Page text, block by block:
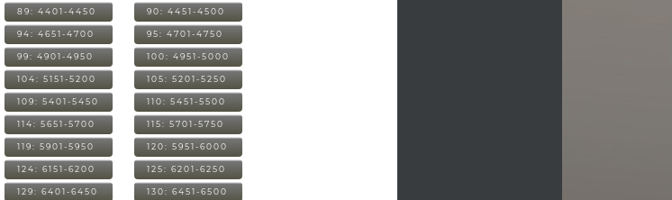
89: 4401-4450 90: 4451-4500
94: 4651-4700 95: 4701-4750
99: 4901-4950 100: 4951-5000
104: 5151-5200 105: 5201-5250
109: 5401-5450 110: 5451-5500
114: 5651-5700 115: 5701-5750
119: 5901-5950 120: 5951-6000
124: 6151-6200 125: 6201-6250
129: 6401-6450 130: 6451-6500